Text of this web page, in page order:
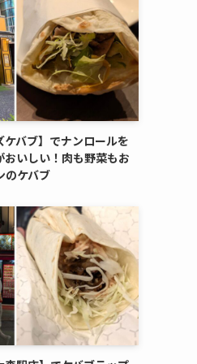
バブ】でナンロールを
いしい！肉も野菜もお
のケバブ